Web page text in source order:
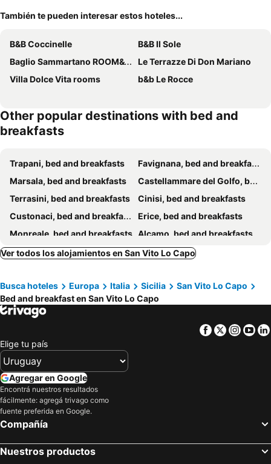
También te pueden interesar estos hoteles...
B&B Coccinelle
B&B Il Sole
Baglio Sammartano ROOM&TOUR
Le Terrazze Di Don Mariano
Villa Dolce Vita rooms
b&b Le Rocce
Other popular destinations with bed and
breakfasts
Trapani, bed and breakfasts
Favignana, bed and breakfasts
Marsala, bed and breakfasts
Castellammare del Golfo, bed and breakfasts
Terrasini, bed and breakfasts
Cinisi, bed and breakfasts
Custonaci, bed and breakfasts
Erice, bed and breakfasts
Monreale, bed and breakfasts Alcamo, bed and breakfasts
Balestrate, bed and breakfasts
Partinico, bed and breakfasts
Valderice, bed and breakfasts
Isola delle Femmine, bed and breakfasts
Capaci, bed and breakfasts
Gibellina, bed and breakfasts
Calatafimi, bed and breakfasts
San Giuseppe Jato, bed and breakfasts
San Cipirello, bed and breakfasts
Trappeto, bed and breakfasts
Ver todos los alojamientos en San Vito Lo Capo
Busca hoteles Europa Italia Sicilia
San Vito Lo Capo
Bed and breakfast en San Vito Lo Capo
Facebook
Twitter
Elige tu país
Agregar en Google
Encontrá nuestros resultados
fácilmente: agregá trivago como
fuente preferida en Google.
Compañía
Nuestros productos